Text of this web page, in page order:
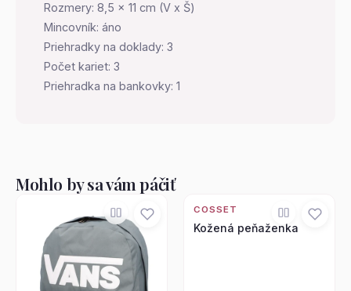
Rozmery: 8,5 x 11 cm (V x Š)
Mincovník: áno
Priehradky na doklady: 3
Počet kariet: 3
Priehradka na bankovky: 1
Mohlo by sa vám páčiť
COSSET
Kožená peňaženka